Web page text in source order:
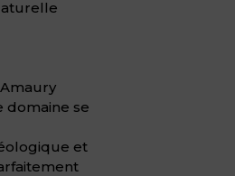
domaine se
et